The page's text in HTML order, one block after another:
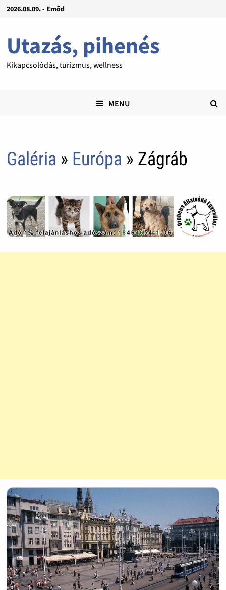
2026.08.09. - Emõd
Utazás, pihenés
Kikapcsolódás, turizmus, wellness
MENU
Galéria » Európa » Zágráb